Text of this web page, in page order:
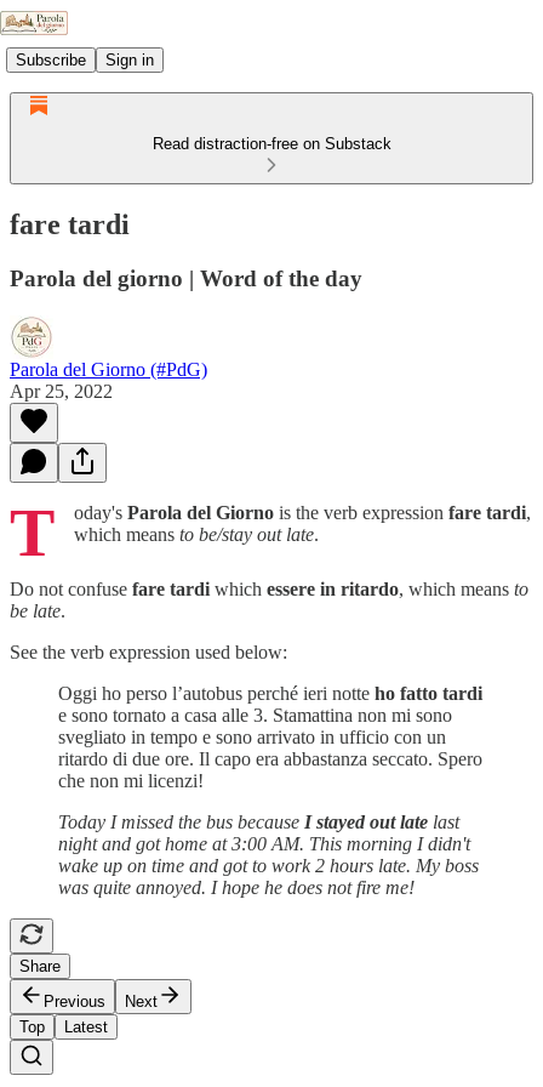
Subscribe Sign in
Read distraction-free on Substack
fare tardi
Parola del giorno | Word of the day
Parola del Giorno (#PdG)
Apr 25, 2022
T oday's Parola del Giorno is the verb expression fare tardi,
which means to be/stay out late.
Do not confuse fare tardi which essere in ritardo, which means to
be late.
See the verb expression used below:
Oggi ho perso l’autobus perché ieri notte ho fatto tardi
e sono tornato a casa alle 3. Stamattina non mi sono
svegliato in tempo e sono arrivato in ufficio con un
ritardo di due ore. Il capo era abbastanza seccato. Spero
che non mi licenzi!
Today I missed the bus because I stayed out late last
night and got home at 3:00 AM. This morning I didn't
wake up on time and got to work 2 hours late. My boss
was quite annoyed. I hope he does not fire me!
Share
Previous
Next
Top
Latest